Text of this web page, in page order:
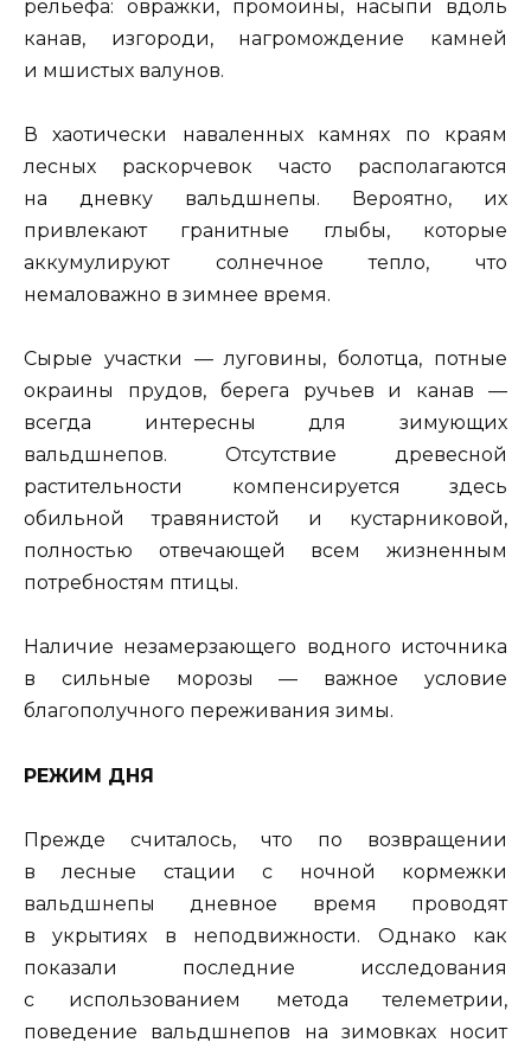
рельефа: овражки, промоины, насыпи вдоль
канав, изгороди, нагромождение камней
и мшистых валунов.
В хаотически наваленных камнях по краям
лесных раскорчевок часто располагаются
на дневку вальдшнепы. Вероятно, их
привлекают гранитные глыбы, которые
аккумулируют солнечное тепло, что
немаловажно в зимнее время.
Сырые участки — луговины, болотца, потные
окраины прудов, берега ручьев и канав —
всегда интересны для зимующих
вальдшнепов. Отсутствие древесной
растительности компенсируется здесь
обильной травянистой и кустарниковой,
полностью отвечающей всем жизненным
потребностям птицы.
Наличие незамерзающего водного источника
в сильные морозы — важное условие
благополучного переживания зимы.
РЕЖИМ ДНЯ
Прежде считалось, что по возвращении
в лесные стации с ночной кормежки
вальдшнепы дневное время проводят
в укрытиях в неподвижности. Однако как
показали последние исследования
с использованием метода телеметрии,
поведение вальдшнепов на зимовках носит